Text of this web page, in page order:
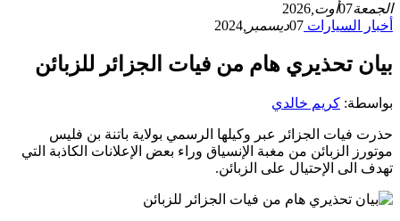
الجمعة07أوت, 2026
أخبار السيارات 07ديسمبر, 2024
بيان تحذيري هام من فيات الجزائر للزبائن
بواسطة: كريم خالدي
حذرت فيات الجزائر عبر وكيلها الرسمي بولاية باتنة بن فليس
موتورز الزبائن من مغبة الإنسياق وراء بعض الإعلانات الكاذبة التي
تهدف الى الإحتيال على الزبائن.